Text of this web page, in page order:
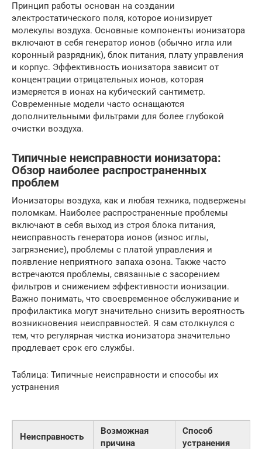
Принцип работы основан на создании
электростатического поля, которое ионизирует
молекулы воздуха. Основные компоненты ионизатора
включают в себя генератор ионов (обычно игла или
коронный разрядник), блок питания, плату управления
и корпус. Эффективность ионизатора зависит от
концентрации отрицательных ионов, которая
измеряется в ионах на кубический сантиметр.
Современные модели часто оснащаются
дополнительными фильтрами для более глубокой
очистки воздуха.
Типичные неисправности ионизатора:
Обзор наиболее распространенных
проблем
Ионизаторы воздуха, как и любая техника, подвержены
поломкам. Наиболее распространенные проблемы
включают в себя выход из строя блока питания,
неисправность генератора ионов (износ иглы,
загрязнение), проблемы с платой управления и
появление неприятного запаха озона. Также часто
встречаются проблемы, связанные с засорением
фильтров и снижением эффективности ионизации.
Важно понимать, что своевременное обслуживание и
профилактика могут значительно снизить вероятность
возникновения неисправностей. Я сам столкнулся с
тем, что регулярная чистка ионизатора значительно
продлевает срок его службы.
Таблица: Типичные неисправности и способы их
устранения
Неисправность
Возможная
причина
Способ
устранения